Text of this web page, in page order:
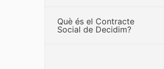
Què és el Contracte
Social de Decidim?